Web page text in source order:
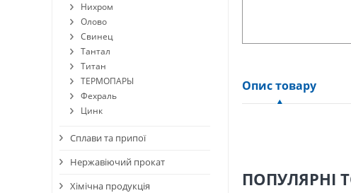
Опис товару
ПОПУЛЯРНІ
Нихром
Олово
Свинец
Тантал
Титан
ТЕРМОПАРЫ
Фехраль
Цинк
Сплави та припої
Нержавіючий прокат
Хімічна продукція